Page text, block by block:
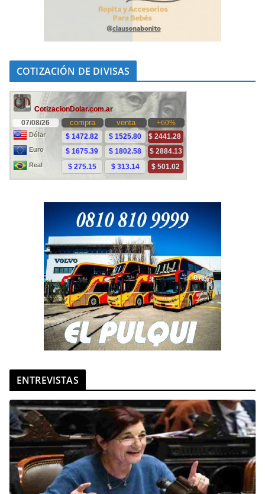
COTIZACIÓN DE DIVISAS
ENTREVISTAS